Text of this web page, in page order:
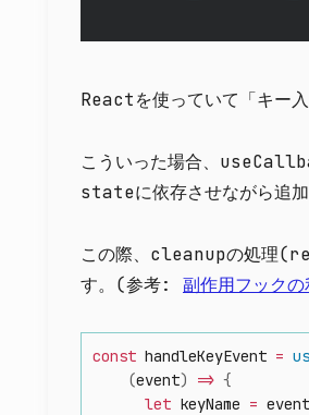
Reactを使っていて「キー
こういった場合、
stateに依存させながら追加
この際、cleanupの処理
す。(参考: 副作用フック
const handleKeyEvent =
(event) => {
let keyName = event